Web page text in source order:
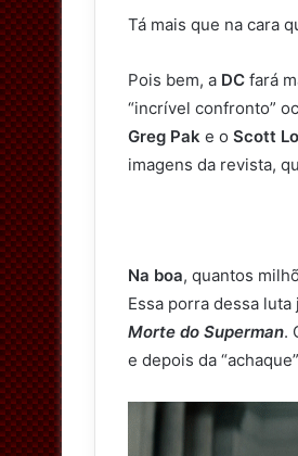
Tá mais que na cara
Pois bem, a DC fará
“incrível confronto”
Greg Pak e o Scott
imagens da revista,
Na boa, quantos
Essa porra dessa
Morte do Superman.
e depois da